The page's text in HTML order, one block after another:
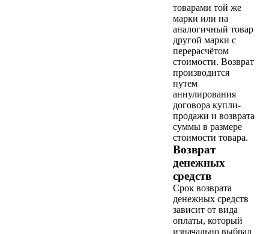
товарами той же
марки или на
аналогичный товар
другой марки с
перерасчётом
стоимости. Возврат
производится
путем
аннулирования
договора купли-
продажи и возврата
суммы в размере
стоимости товара.
Возврат
денежных
средств
Срок возврата
денежных средств
зависит от вида
оплаты, который
изначально выбрал